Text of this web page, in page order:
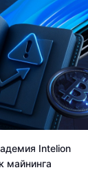
Intelion
майнинга